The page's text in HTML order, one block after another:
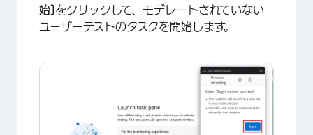
始] をクリックして、モデレートされていない
ユーザーテストのタスクを開始します。